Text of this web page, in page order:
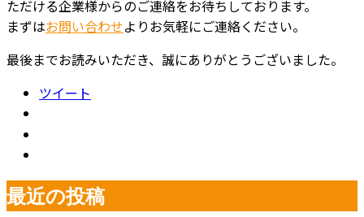
ただける企業様からのご連絡をお待ちしております。
まずはお問い合わせよりお気軽にご連絡ください。
最後までお読みいただき、誠にありがとうございました。
ツイート
最近の投稿